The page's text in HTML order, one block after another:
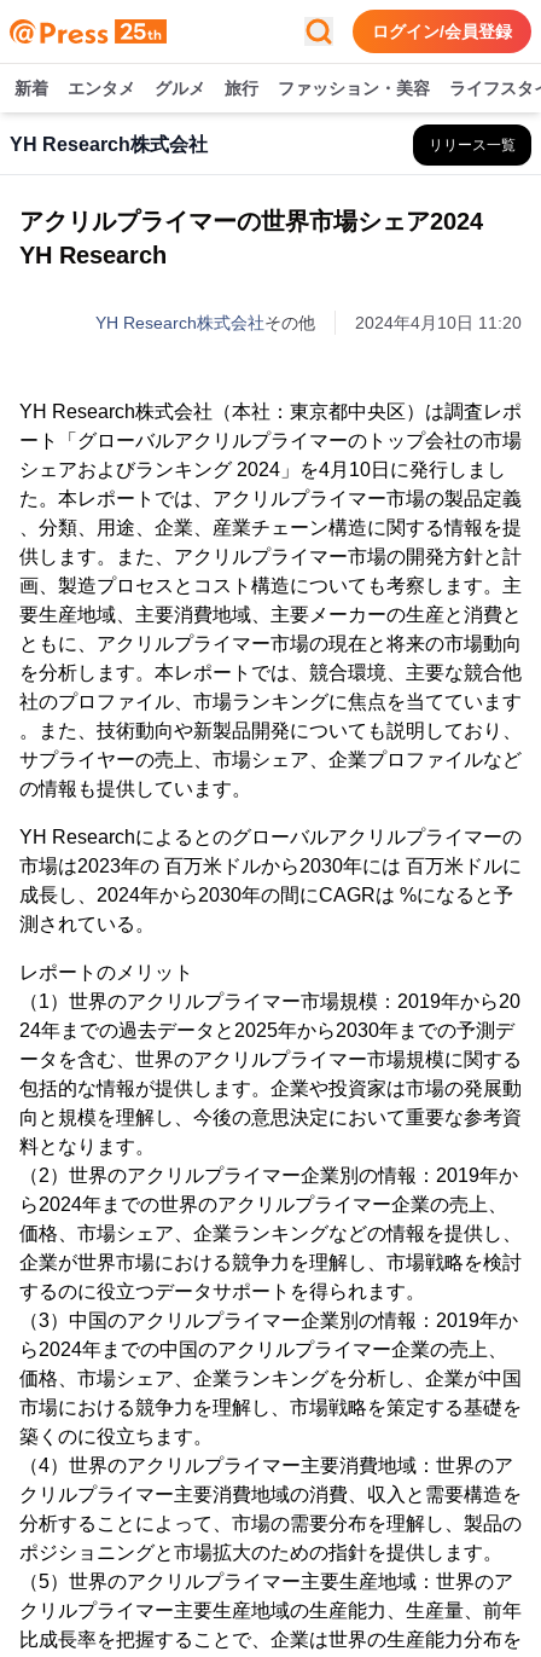
ログイン/会員登録
新着 エンタメ グルメ 旅行 ファッション・美容 ライフスタ
YH Research株式会社 リリース一覧
アクリルプライマーの世界市場シェア2024
YH Research
YH Research株式会社その他 2024年4月10日 11:20
YH Research株式会社（本社：東京都中央区）は調査レポ
ート「グローバルアクリルプライマーのトップ会社の市場
シェアおよびランキング 2024」を4月10日に発行しまし
た。本レポートでは、アクリルプライマー市場の製品定義
、分類、用途、企業、産業チェーン構造に関する情報を提
供します。また、アクリルプライマー市場の開発方針と計
画、製造プロセスとコスト構造についても考察します。主
要生産地域、主要消費地域、主要メーカーの生産と消費と
ともに、アクリルプライマー市場の現在と将来の市場動向
を分析します。本レポートでは、競合環境、主要な競合他
社のプロファイル、市場ランキングに焦点を当てています
。また、技術動向や新製品開発についても説明しており、
サプライヤーの売上、市場シェア、企業プロファイルなど
の情報も提供しています。
YH Researchによるとのグローバルアクリルプライマーの
市場は2023年の 百万米ドルから2030年には 百万米ドルに
成長し、2024年から2030年の間にCAGRは %になると予
測されている。
レポートのメリット
（1）世界のアクリルプライマー市場規模：2019年から20
24年までの過去データと2025年から2030年までの予測デ
ータを含む、世界のアクリルプライマー市場規模に関する
包括的な情報が提供します。企業や投資家は市場の発展動
向と規模を理解し、今後の意思決定において重要な参考資
料となります。
（2）世界のアクリルプライマー企業別の情報：2019年か
ら2024年までの世界のアクリルプライマー企業の売上、
価格、市場シェア、企業ランキングなどの情報を提供し、
企業が世界市場における競争力を理解し、市場戦略を検討
するのに役立つデータサポートを得られます。
（3）中国のアクリルプライマー企業別の情報：2019年か
ら2024年までの中国のアクリルプライマー企業の売上、
価格、市場シェア、企業ランキングを分析し、企業が中国
市場における競争力を理解し、市場戦略を策定する基礎を
築くのに役立ちます。
（4）世界のアクリルプライマー主要消費地域：世界のア
クリルプライマー主要消費地域の消費、収入と需要構造を
分析することによって、市場の需要分布を理解し、製品の
ポジショニングと市場拡大のための指針を提供します。
（5）世界のアクリルプライマー主要生産地域：世界のア
クリルプライマー主要生産地域の生産能力、生産量、前年
比成長率を把握することで、企業は世界の生産能力分布を